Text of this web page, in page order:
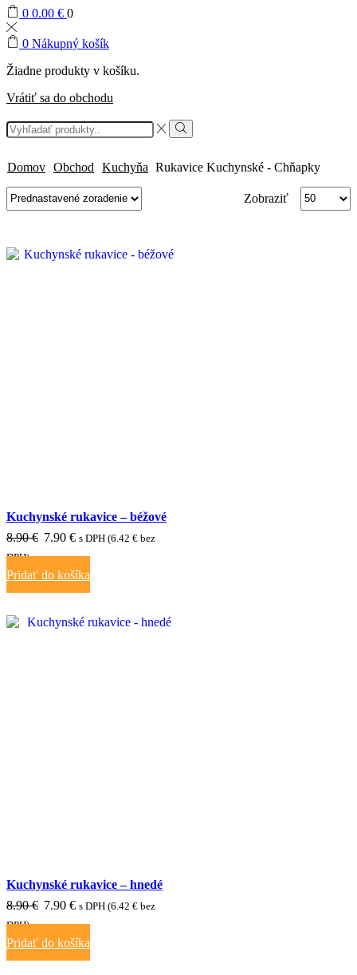
0 0.00 € 0
0 Nákupný košík
Žiadne produkty v košíku.
Vrátiť sa do obchodu
Search
input
Vyhľadávanie
Domov Obchod Kuchyňa Rukavice Kuchynské - Chňapky
Zobraziť
Počet
výrobkov
Kuchynské rukavice – béžové
8.90€ Pôvodná
cena
bola:
8.90 €.
7.90 €Aktuálna
cena
je:
7.90 €.
s DPH (6.42 € bez
DPH)
Pridať do košíka
Kuchynské rukavice – hnedé
8.90€ Pôvodná
cena
bola:
8.90 €.
7.90 €Aktuálna
cena
je:
7.90 €.
s DPH (6.42 € bez
DPH)
Pridať do košíka